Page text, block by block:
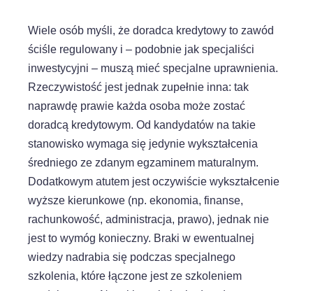
Wiele osób myśli, że doradca kredytowy to zawód
ściśle regulowany i – podobnie jak specjaliści
inwestycyjni – muszą mieć specjalne uprawnienia.
Rzeczywistość jest jednak zupełnie inna: tak
naprawdę prawie każda osoba może zostać
doradcą kredytowym. Od kandydatów na takie
stanowisko wymaga się jedynie wykształcenia
średniego ze zdanym egzaminem maturalnym.
Dodatkowym atutem jest oczywiście wykształcenie
wyższe kierunkowe (np. ekonomia, finanse,
rachunkowość, administracja, prawo), jednak nie
jest to wymóg konieczny. Braki w ewentualnej
wiedzy nadrabia się podczas specjalnego
szkolenia, które łączone jest ze szkoleniem